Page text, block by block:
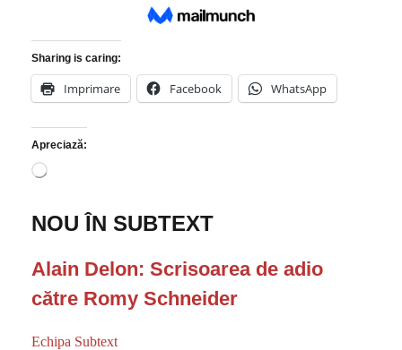
Sharing is caring:
Imprimare Facebook WhatsApp
Apreciază:
Î
a
r
.
.
NOU ÎN SUBTEXT
Alain Delon: Scrisoarea de adio
către Romy Schneider
Echipa Subtext